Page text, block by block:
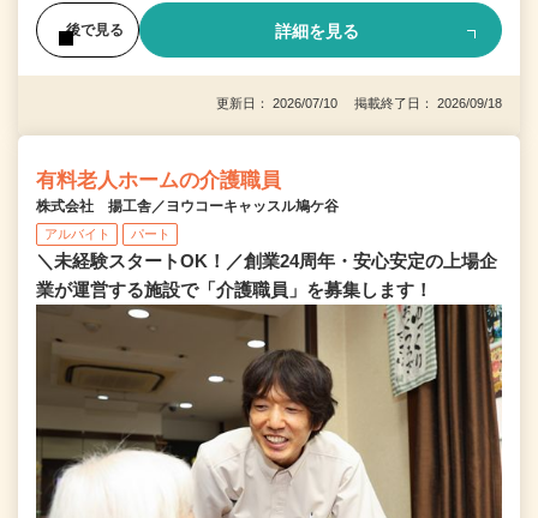
後で見る 詳細を見る
更新日： 2026/07/10 掲載終了日： 2026/09/18
有料老人ホームの介護職員
株式会社 揚工舎／ヨウコーキャッスル鳩ケ谷
アルバイト パート
＼未経験スタートOK！／創業24周年・安心安定の上場企
業が運営する施設で「介護職員」を募集します！